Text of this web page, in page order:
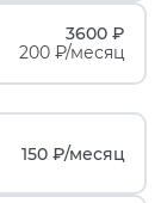
3600 ₽
200 ₽/месяц
150 ₽/месяц